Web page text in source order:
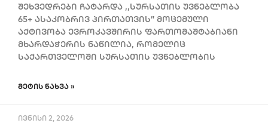
შეხვედრები ჩატარდა ,,სურსათის უვნებლობა
65+ ასაკობრივ პირთათვის” მოცემული
აქტივობა ევროკავშირის ფართომაშტაბიანი
მხარდაჭერის ნაწილია, რომელიც
საქართველოში სურსათის უვნებლობის
ᲛᲔᲢᲘᲡ ᲜᲐᲮᲕᲐ »
ივნისი 2, 2026